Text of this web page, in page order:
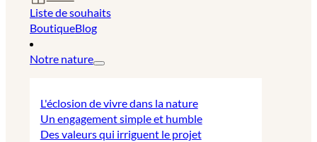
Liste de souhaits
BoutiqueBlog
Notre nature
L'éclosion de vivre dans la nature
Un engagement simple et humble
Des valeurs qui irriguent le projet